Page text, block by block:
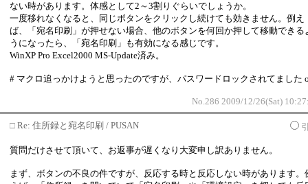
ない時があります。体感として2～3割りぐらいでしょうか。
一度移れなくなると、同じボタンをクリックし続けても効きません。例え
ば、「宛名印刷」が押せない場合、他のボタンを何回か押して移動できる
うになったら、「宛名印刷」も有効になる感じです。
WinXP Pro Excel2000 MS-Update済み。
# マクロ追っかけようと思ったのですが、パスワードロックされてました
No.286 2009/12/26(Sat)
□ Re: 住所録と宛名印刷 / PUSAN
質問だけさせて頂いて、お返事が遅くなり大変申し訳ありません。
まず、ボタンの不良の件ですが、反応する時と反応しない時があります。